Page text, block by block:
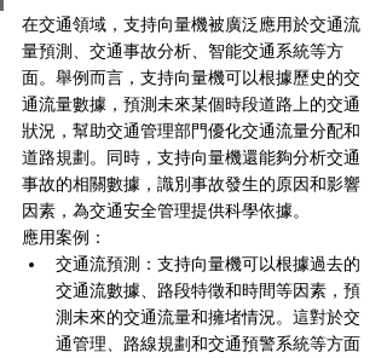
在交通領域，支持向量機被廣泛應用於交通流
量預測、交通事故分析、智能交通系統等方
面。舉例而言，支持向量機可以根據歷史的交
通流量數據，預測未來某個時段道路上的交通
狀況，幫助交通管理部門優化交通流量分配和
道路規劃。同時，支持向量機還能夠分析交通
事故的相關數據，識別事故發生的原因和影響
因素，為交通安全管理提供科學依據。
應用案例：
交通流預測：支持向量機可以根據過去的
交通流數據、路段特徵和時間等因素，預
測未來的交通流量和擁堵情況。這對於交
通管理、路線規劃和交通預警系統等方面